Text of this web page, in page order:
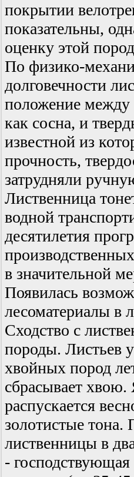
покрытии
показательны,
оценку этой
По физико-
долговечности
положение
как сосна, и
известной из
прочность,
затрудняли
Лиственница
водной
десятилетия
в значительной
Появилась
лесоматериалы
Сходство с
породы. Листьев
хвойных пород
сбрасывает хвою.
распускается
золотистые тона.
лиственницы в
-